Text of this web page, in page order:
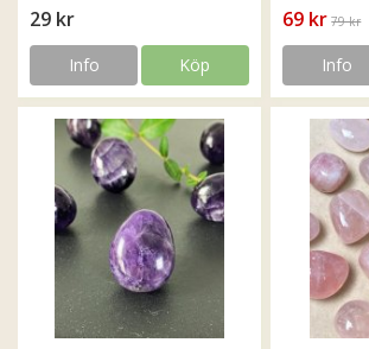
29 kr
Info Köp
69 kr 79 kr
Info